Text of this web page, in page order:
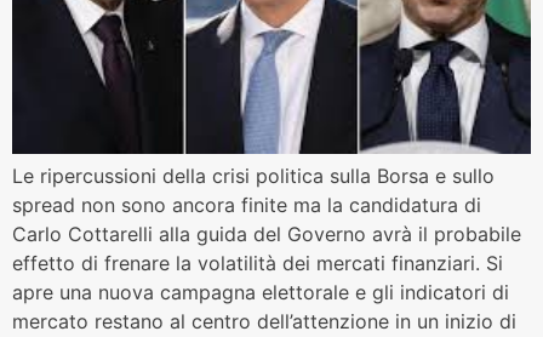
Le ripercussioni della crisi politica sulla Borsa e sullo
spread non sono ancora finite ma la candidatura di
Carlo Cottarelli alla guida del Governo avrà il probabile
effetto di frenare la volatilità dei mercati finanziari. Si
apre una nuova campagna elettorale e gli indicatori di
mercato restano al centro dell’attenzione in un inizio di